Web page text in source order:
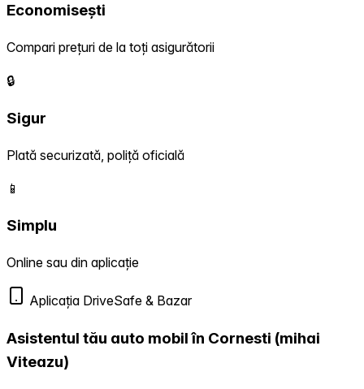
Economisești
Compari prețuri de la toți asigurătorii
🔒
Sigur
Plată securizată, poliță oficială
📱
Simplu
Online sau din aplicație
Aplicația DriveSafe & Bazar
Asistentul tău auto mobil în Cornesti (mihai
Viteazu)